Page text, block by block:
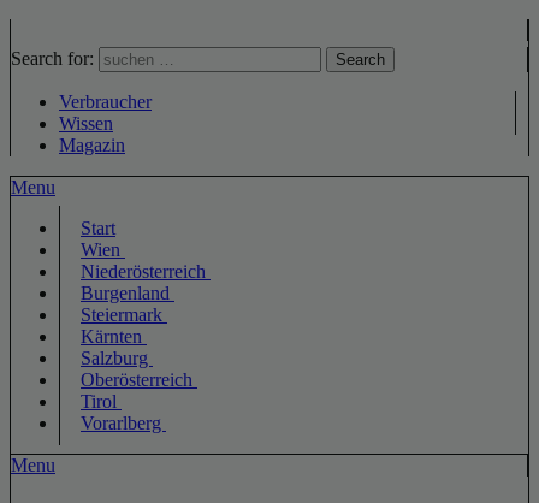
Search for: Search
Verbraucher
Wissen
Magazin
Menu
Start
Wien
Niederösterreich
Burgenland
Steiermark
Kärnten
Salzburg
Oberösterreich
Tirol
Vorarlberg
Menu